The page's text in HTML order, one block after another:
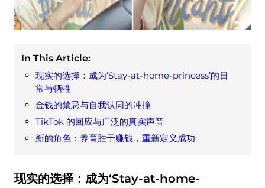
In This Article:
现实的选择：成为‘Stay-at-home-princess’的日
常与牺牲
金钱的禁忌与自我认同的冲撞
TikTok 的回应与广泛的真实声音
新的角色：养育胜于赚钱，重新定义成功
现实的选择：成为‘Stay-at-home-